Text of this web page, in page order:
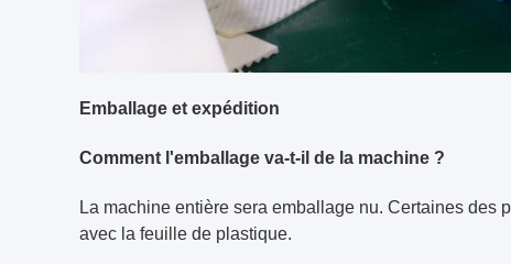
Emballage et expédition
Comment l'emballage va-t-il de la machine ?
La machine entière sera emballage nu. Certaines
avec la feuille de plastique.